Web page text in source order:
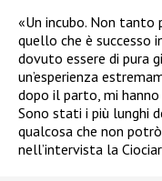
«Un incubo. Non
quello che è successo
dovuto essere di pura
un’esperienza
dopo il parto, mi
Sono stati i più lunghi
qualcosa che non
nell’intervista la